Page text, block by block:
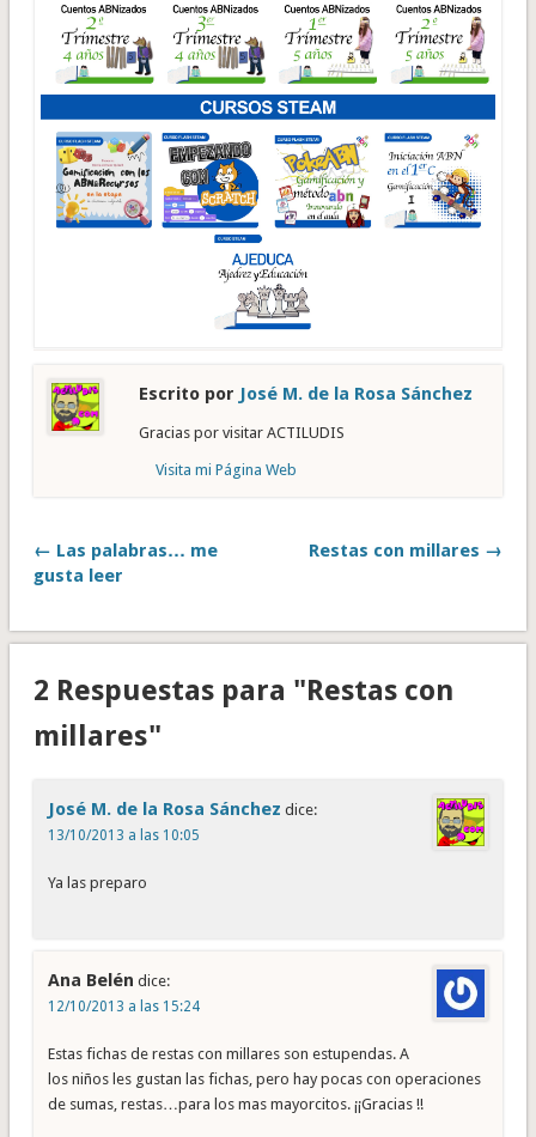
Escrito por José M. de la Rosa Sánchez
Gracias por visitar ACTILUDIS
Visita mi Página Web
← Las palabras… me
gusta leer
Restas con millares →
2 Respuestas para "Restas con
millares"
José M. de la Rosa Sánchez dice:
13/10/2013 a las 10:05
Ya las preparo
Ana Belén dice:
12/10/2013 a las 15:24
Estas fichas de restas con millares son estupendas. A
los niños les gustan las fichas, pero hay pocas con operaciones
de sumas, restas…para los mas mayorcitos. ¡¡Gracias !!